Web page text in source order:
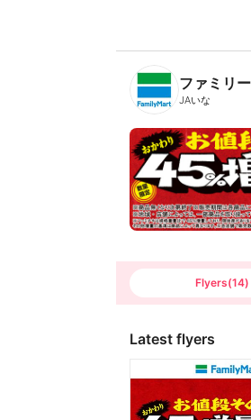
B
n
T
ファミリ
JAいな
Flyers(14)
Latest flyers